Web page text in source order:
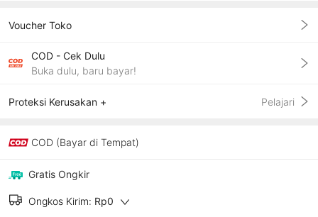
Voucher Toko
COD - Cek Dulu
Buka dulu, baru bayar!
Proteksi Kerusakan + Pelajari
COD (Bayar di Tempat)
Gratis Ongkir
Ongkos Kirim: Rp0